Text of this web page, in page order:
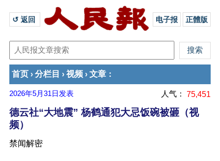
↺ 返回 电子报 正體版
首页 › 分栏目 › 视频 › 文章 ：
2026年5月31日 发表 人气： 75,451
德云社“大地震” 杨鹤通犯大忌饭碗被砸（视
频）
禁闻解密